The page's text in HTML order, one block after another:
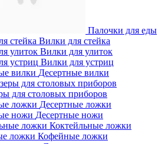
Палочки для еды
Вилки для стейка
Вилки для улиток
Вилки для устриц
Десертные вилки
для столовых приборов
Десертные ложки
Десертные ножи
Коктейльные ложки
Кофейные ложки